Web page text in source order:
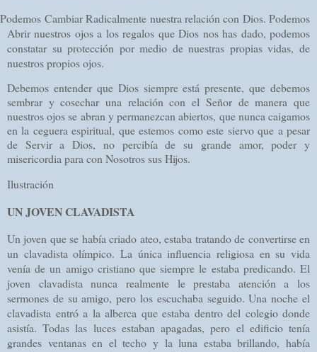
Podemos Cambiar Radicalmente nuestra relación con Dios. Podemos
Abrir nuestros ojos a los regalos que Dios nos has dado, podemos
constatar su protección por medio de nuestras propias vidas, de
nuestros propios ojos.
Debemos entender que Dios siempre está presente, que debemos
sembrar y cosechar una relación con el Señor de manera que
nuestros ojos se abran ypermanezcan abiertos, que nunca caigamos
en la ceguera espiritual, que estemos como este siervo que a pesar
de Servir a Dios, no percibía de su grande amor, poder y
misericordia para con Nosotros sus Hijos.
Ilustración
UN JOVEN CLAVADISTA
Un joven que se había criado ateo, estaba tratando de convertirse en
un clavadista olímpico. La única influencia religiosa en su vida
venía de un amigo cristiano que siempre le estaba predicando. El
joven clavadista nunca realmente le prestaba atención a los
sermones de su amigo, pero los escuchaba seguido. Una noche el
clavadista entró a la alberca que estaba dentro del colegio donde
asistía. Todas las luces estaban apagadas, pero el edificio tenía
grandes ventanas en el techo y la luna estaba brillando, había